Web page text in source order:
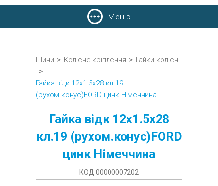
Меню
Шини > Колісне кріплення > Гайки колісні
>
Гайка відк 12x1.5x28 кл.19
(рухом.конус)FORD цинк Німеччина
Гайка відк 12x1.5x28
кл.19 (рухом.конус)FORD
цинк Німеччина
КОД 00000007202